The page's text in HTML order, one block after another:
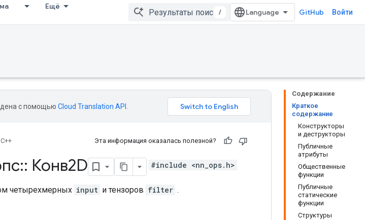
Ещё
/ GitHub Войти
Содержание
Краткое
содержание
Конструкторы
и деструкторы
Публичные
атрибуты
Общественные
функции
Публичные
статические
функции
Структуры
с помощью Cloud Translation API
C++ Эта информация оказалась полезной?
:: Конв2D #include <nn_ops.h>
четырехмерных input и тензоров filter .